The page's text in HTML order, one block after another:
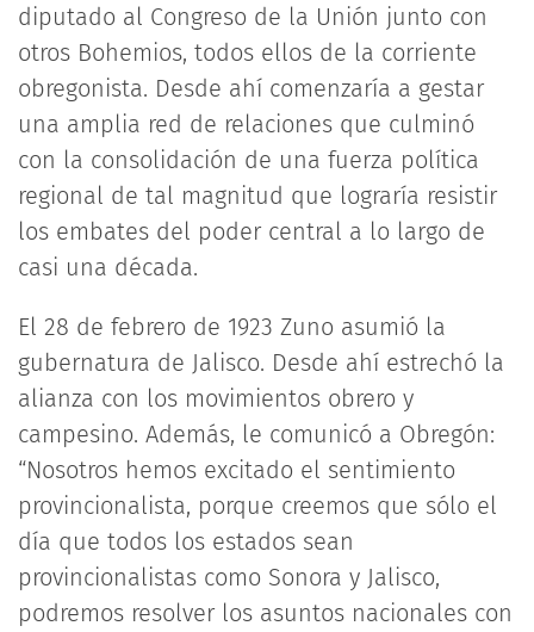
diputado al Congreso de la Unión junto con
otros Bohemios, todos ellos de la corriente
obregonista. Desde ahí comenzaría a gestar
una amplia red de relaciones que culminó
con la consolidación de una fuerza política
regional de tal magnitud que lograría resistir
los embates del poder central a lo largo de
casi una década.
El 28 de febrero de 1923 Zuno asumió la
gubernatura de Jalisco. Desde ahí estrechó la
alianza con los movimientos obrero y
campesino. Además, le comunicó a Obregón:
“Nosotros hemos excitado el sentimiento
provincionalista, porque creemos que sólo el
día que todos los estados sean
provincionalistas como Sonora y Jalisco,
podremos resolver los asuntos nacionales con